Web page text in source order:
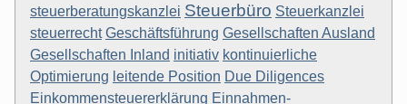
steuerberatungskanzlei Steuerbüro Steuerkanzlei
steuerrecht Geschäftsführung Gesellschaften Ausland
Gesellschaften Inland initiativ kontinuierliche
Optimierung leitende Position Due Diligences
Einkommensteuererklärung Einnahmen-